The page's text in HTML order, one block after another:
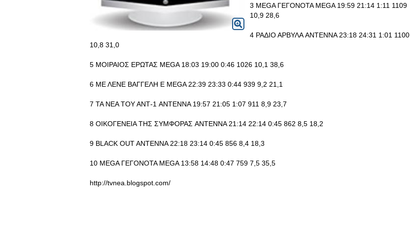
3 MEGA ΓΕΓΟΝΟΤΑ MEGA 19:59 21:14 1:11 1109
10,9 28,6
4 ΡΑΔΙΟ ΑΡΒΥΛΑ ANTENNA 23:18 24:31 1:01 1100
10,8 31,0
5 ΜΟΙΡΑΙΟΣ ΕΡΩΤΑΣ MEGA 18:03 19:00 0:46 1026 10,1 38,6
6 ΜΕ ΛΕΝΕ ΒΑΓΓΕΛΗ E MEGA 22:39 23:33 0:44 939 9,2 21,1
7 ΤΑ ΝΕΑ ΤΟΥ ΑΝΤ-1 ANTENNA 19:57 21:05 1:07 911 8,9 23,7
8 ΟΙΚΟΓΕΝΕΙΑ ΤΗΣ ΣΥΜΦΟΡΑΣ ANTENNA 21:14 22:14 0:45 862 8,5 18,2
9 BLACK OUT ANTENNA 22:18 23:14 0:45 856 8,4 18,3
10 MEGA ΓΕΓΟΝΟΤΑ MEGA 13:58 14:48 0:47 759 7,5 35,5
http://tvnea.blogspot.com/